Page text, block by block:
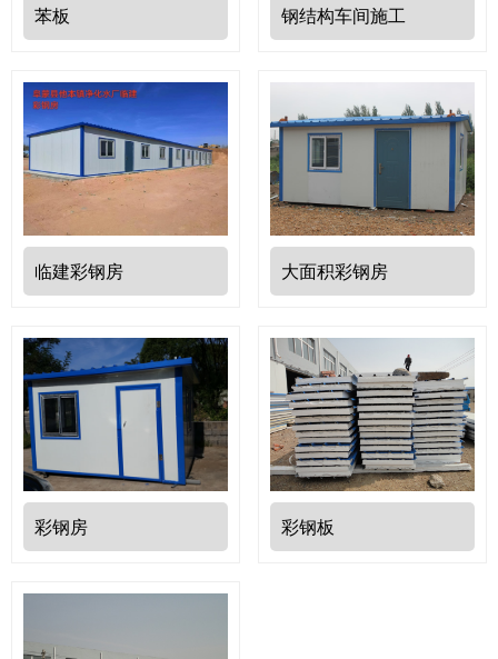
苯板 钢结构车间施工
临建彩钢房 大面积彩钢房
彩钢房 彩钢板